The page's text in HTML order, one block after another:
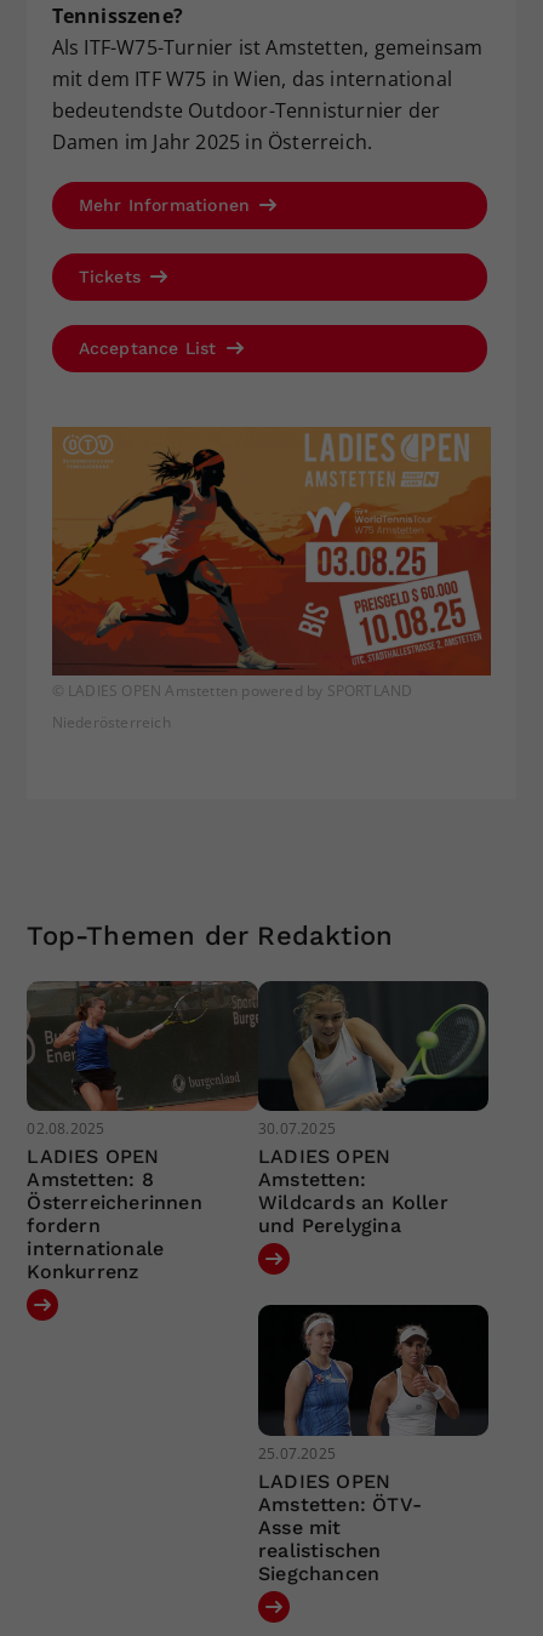
Tennisszene?
Als ITF-W75-Turnier ist Amstetten, gemeinsam
mit dem ITF W75 in Wien, das international
bedeutendste Outdoor-Tennisturnier der
Damen im Jahr 2025 in Österreich.
Mehr Informationen
Tickets
Acceptance List
© LADIES OPEN Amstetten powered by SPORTLAND
Niederösterreich
Top-Themen der Redaktion
02.08.2025
LADIES OPEN
Amstetten: 8
Österreicherinnen
fordern
internationale
Konkurrenz
30.07.2025
LADIES OPEN
Amstetten:
Wildcards an Koller
und Perelygina
25.07.2025
LADIES OPEN
Amstetten: ÖTV-
Asse mit
realistischen
Siegchancen